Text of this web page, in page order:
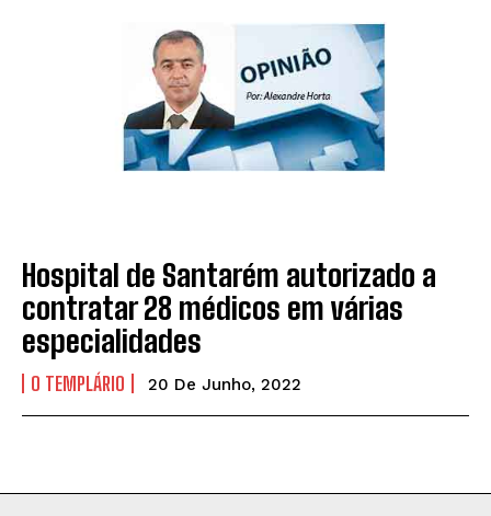
Hospital de Santarém autorizado a
contratar 28 médicos em várias
especialidades
O TEMPLÁRIO 20 De Junho, 2022